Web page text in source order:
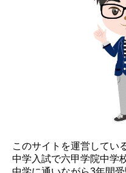
このサイトを運営してい
中学入試で六甲学院中学